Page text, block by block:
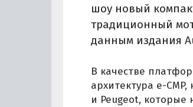
шоу новый
традиционный
данным издания
В качестве
архитектура e-
и Peugeot, которые